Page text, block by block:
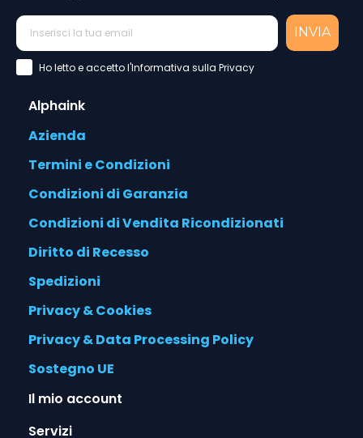
INVIA
Accettazione Privacy Policy
Ho letto e accetto l'Informativa sulla Privacy
Alphaink
Azienda
Termini e Condizioni
Condizioni di Garanzia
Condizioni di Vendita Ricondizionati
Diritto di Recesso
Spedizioni
Privacy & Cookies
Privacy & Data Processing Policy
Sostegno UE
Il mio account
Servizi